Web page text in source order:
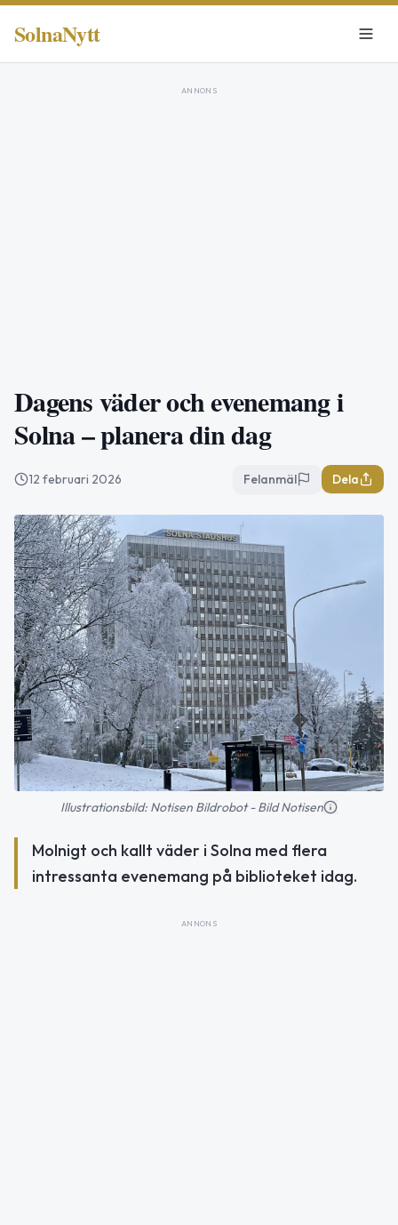
SolnaNytt
ANNONS
Dagens väder och evenemang i
Solna – planera din dag
12 februari 2026 Felanmäl Dela
Illustrationsbild: Notisen Bildrobot - Bild Notisen
Molnigt och kallt väder i Solna med flera
intressanta evenemang på biblioteket idag.
ANNONS